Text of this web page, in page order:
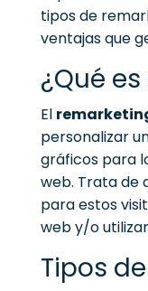
tipos de
ventajas que
¿Qué
El
personalizar
gráficos para
web. Trata de
para estos
web y/o
Tipos